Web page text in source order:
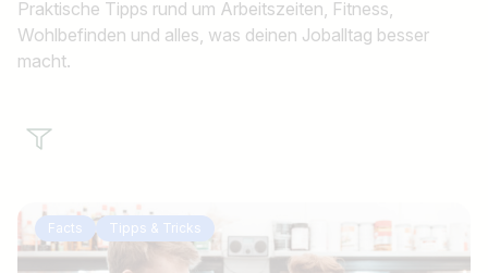
Praktische Tipps rund um Arbeitszeiten, Fitness,
Wohlbefinden und alles, was deinen Joballtag besser
macht.
Facts Tipps & Tricks